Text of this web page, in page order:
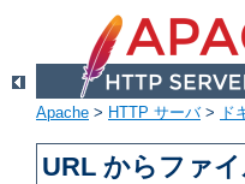
Apache > HTTP サーバ> ド
URL からファ